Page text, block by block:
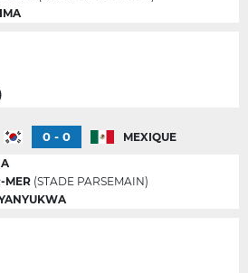
0 - 0
MEXIQUE
MER (STADE PARSEMAIN)